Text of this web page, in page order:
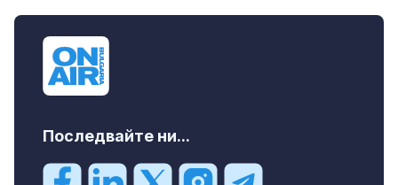
Последвайте ни...